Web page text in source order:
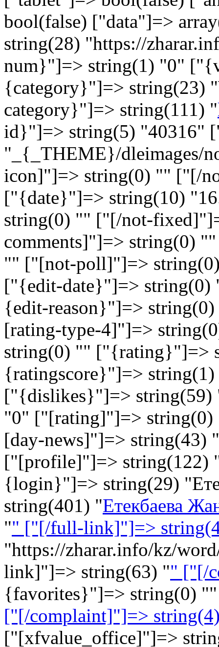
bool(false) ["data"]=>
string(28) "https://
num}"]=> string(1) "0"
{category}"]=> string(23)
category}"]=> string(111) "
id}"]=> string(5) "40316"
"_{_THEME}/dleimages/
icon]"]=> string(0) "" ["[/
["{date}"]=> string(10)
string(0) "" ["[/not-
comments]"]=> string(0)
"" ["[not-poll]"]=>
["{edit-date}"]=>
{edit-reason}"]=>
[rating-type-4]"]=>
string(0) "" ["{rating}"]=>
{ratingscore}"]=>
["{dislikes}"]=> string(59)
"0" ["[rating]"]=>
[day-news]"]=> string(43) "
["[profile]"]=> string(122)
{login}"]=> string(29)
string(401) "Етекбаева
"" ["[/full-link]"]=>
"https://zharar.info/kz/
link]"]=> string(63) "" ["[/
{favorites}"]=> string(0)
["[/complaint]"]=>
["[xfvalue_office]"]=>